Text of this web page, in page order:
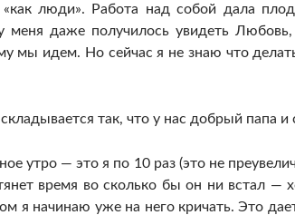
«как люди». Работа над собой дала
меня даже получилось увидеть
мы идем. Но сейчас я не знаю что
так, что у нас добрый папа и
утро — это я по 10 раз (это не
время во сколько бы он ни встал —
я начинаю уже на него кричать. Это